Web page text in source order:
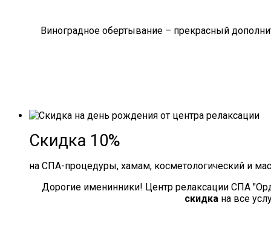
Виноградное обертывание – прекрасный
Скидка 10%
на СПА-процедуры, хамам, косметологический и
Дорогие именинники! Центр релаксации СПА
скидкана все